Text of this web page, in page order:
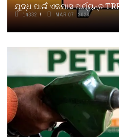
ଯୁଦ୍ଧ ପାଇଁ ଏକମାସ ପର୍ଯ୍ୟନ୍ତ
14332 MAR 07, 2026